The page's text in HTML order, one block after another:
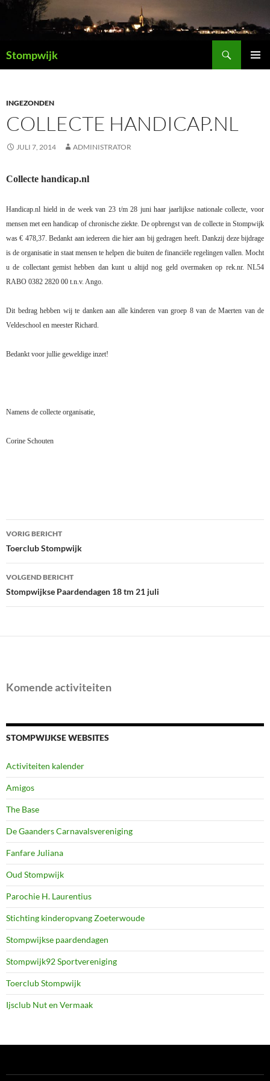
Ga
inhoud
Stompwijk
INGEZONDEN
COLLECTE HANDICAP.NL
JULI 7, 2014 ADMINISTRATOR
Collecte handicap.nl
Handicap.nl hield in de week van 23 t/m 28 juni haar jaarlijkse nationale collecte, voor
mensen met een handicap of chronische ziekte. De opbrengst van de collecte in Stompwijk
was € 478,37. Bedankt aan iedereen die hier aan bij gedragen heeft. Dankzij deze bijdrage
is de organisatie in staat mensen te helpen die buiten de financiële regelingen vallen. Mocht
u de collectant gemist hebben dan kunt u altijd nog geld overmaken op rek.nr. NL54
RABO 0382 2820 00 t.n.v. Ango.
Dit bedrag hebben wij te danken aan alle kinderen van groep 8 van de Maerten van de
Veldeschool en meester Richard.
Bedankt voor jullie geweldige inzet!
Namens de collecte organisatie,
Corine Schouten
Bericht
navigatie
VORIG BERICHT
Toerclub Stompwijk
VOLGEND BERICHT
Stompwijkse Paardendagen 18 tm 21 juli
Komende activiteiten
STOMPWIJKSE WEBSITES
Activiteiten kalender
Amigos
The Base
De Gaanders Carnavalsvereniging
Fanfare Juliana
Oud Stompwijk
Parochie H. Laurentius
Stichting kinderopvang Zoeterwoude
Stompwijkse paardendagen
Stompwijk92 Sportvereniging
Toerclub Stompwijk
Ijsclub Nut en Vermaak